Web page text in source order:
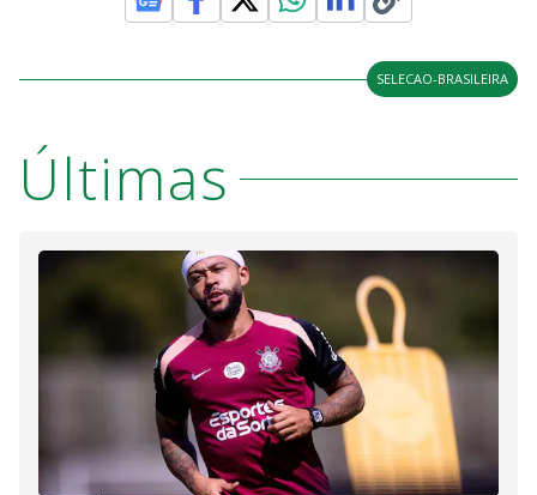
SELECAO-BRASILEIRA
Últimas